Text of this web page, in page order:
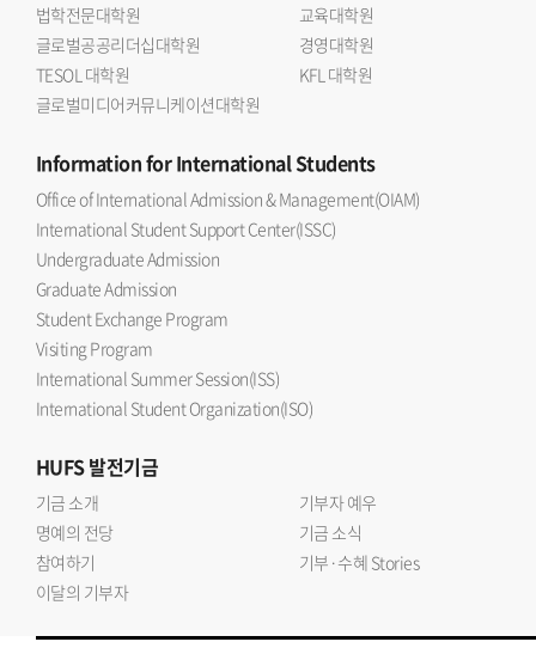
법학전문대학원
교육대학원
글로벌공공리더십대학원
경영대학원
TESOL 대학원
KFL 대학원
글로벌미디어커뮤니케이션대학원
Informationfor International Students
Office of International Admission & Management(OIAM)
International Student Support Center(ISSC)
Undergraduate Admission
Graduate Admission
Student Exchange Program
Visiting Program
International Summer Session(ISS)
International Student Organization(ISO)
HUFS발전기금
기금 소개
기부자 예우
명예의 전당
기금 소식
참여하기
기부·수혜 Stories
이달의 기부자